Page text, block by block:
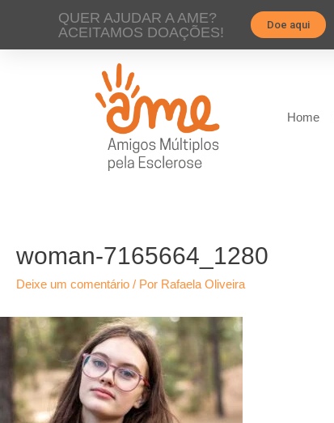
QUER AJUDAR A AME?
ACEITAMOS DOAÇÕES!
Doe aqui
Home
woman-7165664_1280
Deixe um comentário / Por Rafaela Oliveira